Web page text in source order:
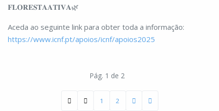
𝐅𝐋𝐎𝐑𝐄𝐒𝐓𝐀𝐀𝐓𝐈𝐕𝐀🌿
Aceda ao seguinte link para obter toda a informação:
https://www.icnf.pt/apoios/icnf/apoios2025
Pág. 1 de 2
1 2